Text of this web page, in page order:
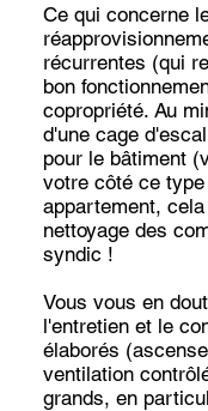
Ce qui concerne
récurrentes (qui
bon
copropriété. Au
d'une cage
pour le bâtiment
votre côté ce
appartement,
nettoyage des
syndic !
Vous vous en
l'entretien et le
élaborés
ventilation
grands, en